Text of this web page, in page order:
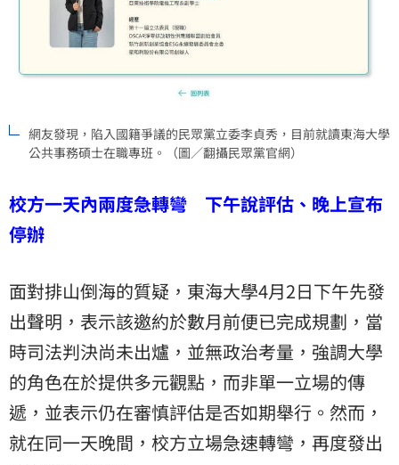
網友發現，陷入國籍爭議的民眾黨立委李貞秀，目前就讀東海大學
公共事務碩士在職專班。（圖／翻攝民眾黨官網）
校方一天內兩度急轉彎 下午說評估、晚上宣布
停辦
面對排山倒海的質疑，東海大學4月2日下午先發
出聲明，表示該邀約於數月前便已完成規劃，當
時司法判決尚未出爐，並無政治考量，強調大學
的角色在於提供多元觀點，而非單一立場的傳
遞，並表示仍在審慎評估是否如期舉行。然而，
就在同一天晚間，校方立場急速轉彎，再度發出